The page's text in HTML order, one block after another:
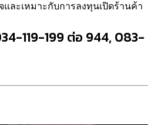
ละเหมาะกับการลงทุนเปิดร้านค้า
119-199 ต่อ 944, 083-